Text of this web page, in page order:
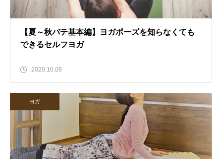
【夏～秋バテ基本編】ヨガポーズを知らなくても
できるセルフヨガ
2020.10.08
ヨガ